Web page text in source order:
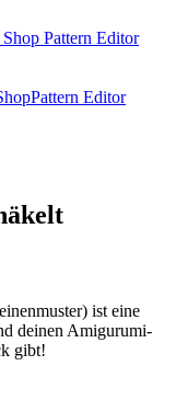
Shop Pattern Editor
Pattern Editor